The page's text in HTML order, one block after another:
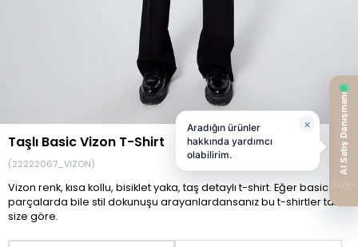
Taşlı Basic Vizon T-Shirt
(22222067_VIZON)
Vizon renk, kısa kollu, bisiklet yaka, taş detaylı t-shirt. Eğer basic
parçalarda bile stil dokunuşu arayanlardansanız bu t-shirtler tam
size göre.